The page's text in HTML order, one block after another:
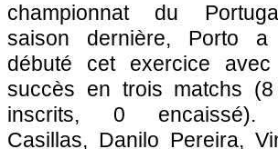
championnat du
saison dernière, Porto a
débuté cet exercice avec
succès en trois matchs
inscrits, 0 encaissé).
Casillas, Danilo Pereira,